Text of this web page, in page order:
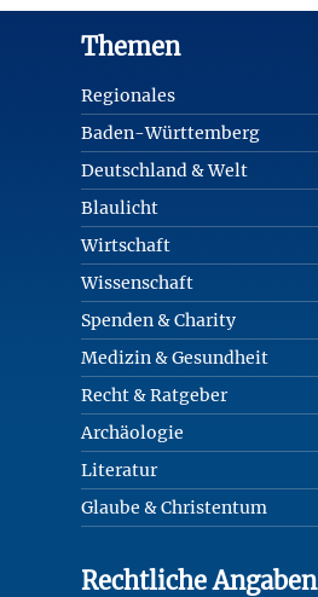
Themen
Regionales
Baden-Württemberg
Deutschland & Welt
Blaulicht
Wirtschaft
Wissenschaft
Spenden & Charity
Medizin & Gesundheit
Recht & Ratgeber
Archäologie
Literatur
Glaube & Christentum
Rechtliche Angaben